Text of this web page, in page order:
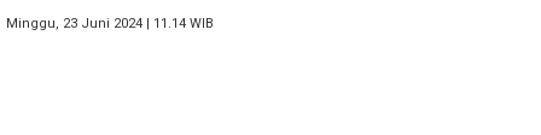
Minggu, 23 Juni 2024 | 11.14 WIB